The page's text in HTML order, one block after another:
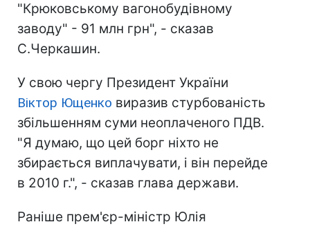
"Крюковському вагонобудівному
заводу" - 91 млн грн", - сказав
С.Черкашин.
У свою чергу Президент України
Віктор Ющенко виразив стурбованість
збільшенням суми неоплаченого ПДВ.
"Я думаю, що цей борг ніхто не
збирається виплачувати, і він перейде
в 2010 г.", - сказав глава держави.
Раніше прем'єр-міністр Юлія